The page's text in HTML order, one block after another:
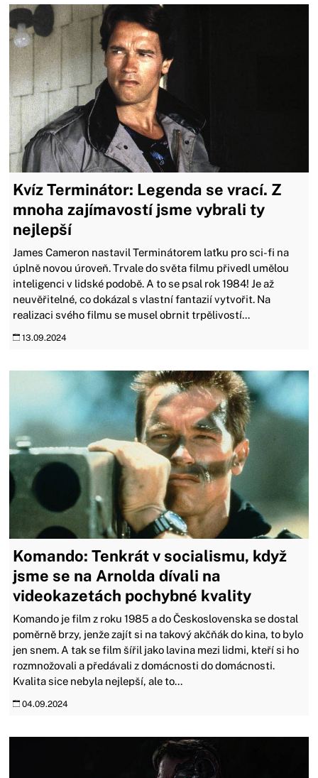
Kvíz Terminátor: Legenda se vrací. Z
mnoha zajímavostí jsme vybrali ty
nejlepší
James Cameron nastavil Terminátorem laťku pro sci-fi na
úplně novou úroveň. Trvale do světa filmu přivedl umělou
inteligenci v lidské podobě. A to se psal rok 1984! Je až
neuvěřitelné, co dokázal s vlastní fantazií vytvořit. Na
realizaci svého filmu se musel obrnit trpělivostí...
13.09.2024
Komando: Tenkrát v socialismu, když
jsme se na Arnolda dívali na
videokazetách pochybné kvality
Komando je film z roku 1985 a do Československa se dostal
poměrně brzy, jenže zajít si na takový akčňák do kina, to bylo
jen snem. A tak se film šířil jako lavina mezi lidmi, kteří si ho
rozmnožovali a předávali z domácnosti do domácnosti.
Kvalita sice nebyla nejlepší, ale to...
04.09.2024